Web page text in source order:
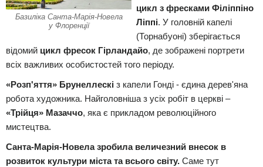
Базиліка Санта-Марія-Новела
у Флоренції
цикл з фресками Філіппіно
Ліппі. У головній капелі
(Торнабуоні) зберігається
відомий цикл фресок Гірландайо, де зображені портрети
всіх важливих особистостей того періоду.
«Розп'яття» Брунеллескі з капели Гонді - єдина дерев'яна
робота художника. Найголовніша з усіх робіт в церкві –
«Трійця» Мазаччо, яка є прикладом революційного
мистецтва.
Санта-Марія-Новела зробила величезний внесок в
розвиток культури міста та всього світу. Саме тут